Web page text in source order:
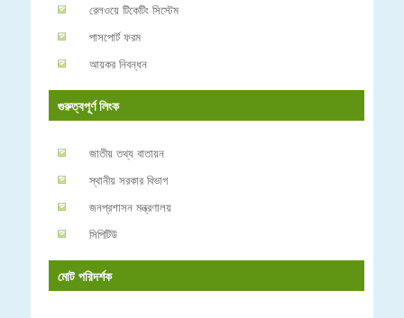
রেলওয়ে টিকেটিং সিস্টেম
পাসপোর্ট ফরম
আয়কর নিবন্ধন
গুরুত্বপূর্ণ লিংক
জাতীয় তথ্য বাতায়ন
স্থানীয় সরকার বিভাগ
জনপ্রশাসন মন্ত্রণালয়
সিপিটিউ
মোট পরিদর্শক